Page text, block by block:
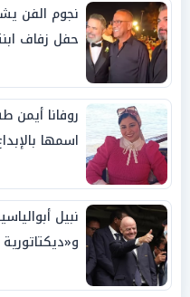
نجوم الفن
حفل زفاف
روفانا
اسمها
نبيل